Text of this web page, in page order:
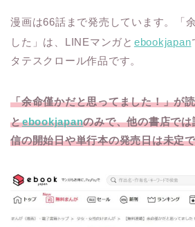
漫画は66話まで発売しています。
「
した」は、LINEマンガと ebookjapan
タテスクロール作品です。
「余命僅かだと思ってました！」が
とebookjapanのみで、他の書店で
信の開始日や単行本の発売日は未定